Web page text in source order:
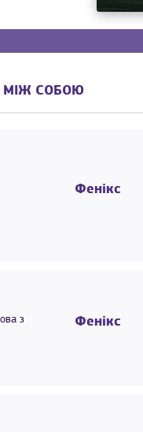
МІЖ СОБОЮ
Фенікс
з
Фенікс